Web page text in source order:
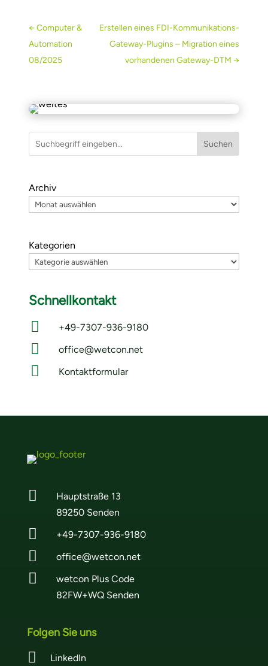
←Computer &
Automation
08/2025
Erstellen eines FDI-Kommunikations-
Gateway-Plugins – Migration eines
vorhandenen Gateway-DTM →
Suchen
Archiv
Kategorien
Schnellkontakt

+49-7307-936-9180
 office@wetcon.net
 Kontaktformular

Hauptstraße 13
89250 Senden
 +49-7307-936-9180
 office@wetcon.net

wetcon Plus Code
82FW+WQ Senden
Folgen Sie uns
 LinkedIn